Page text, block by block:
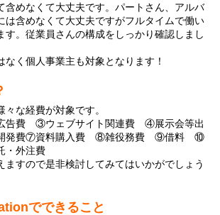
含めなくて大丈夫です。パートさん、アルバ
は含めなくて大丈夫ですがフルタイムで働い
。 従業員さんの構成をしっかり確認しまし
なく個人事業主も対象となります！
な経費が対象です。
費 ③ウェブサイト関連費 ④展示会等出
費⑦資料購入費 ⑧雑役務費 ⑨借料 ⑩
外注費
ますので是非検討してみてはいかがでしょう
でできること